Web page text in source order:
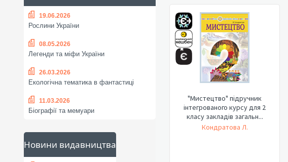
19.06.2026
Рослини України
08.05.2026
Легенди та міфи України
26.03.2026
Екологічна тематика в фантастиці
11.03.2026
Біографії та мемуари
Новини видавництва
"Мистецтво" підручник
інтегрованого курсу для 2
класу закладів загальн...
Кондратова Л.